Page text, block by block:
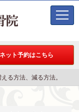
t
ネット予約はこちら
る方法、減る方法。